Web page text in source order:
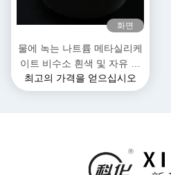
화면
물에 녹는 나트륨 메타실리케
이트 비수소 흰색 및 자유 흐
르는 곡물 파우더 결정 물
54%
최고의 가격을 얻으십시오